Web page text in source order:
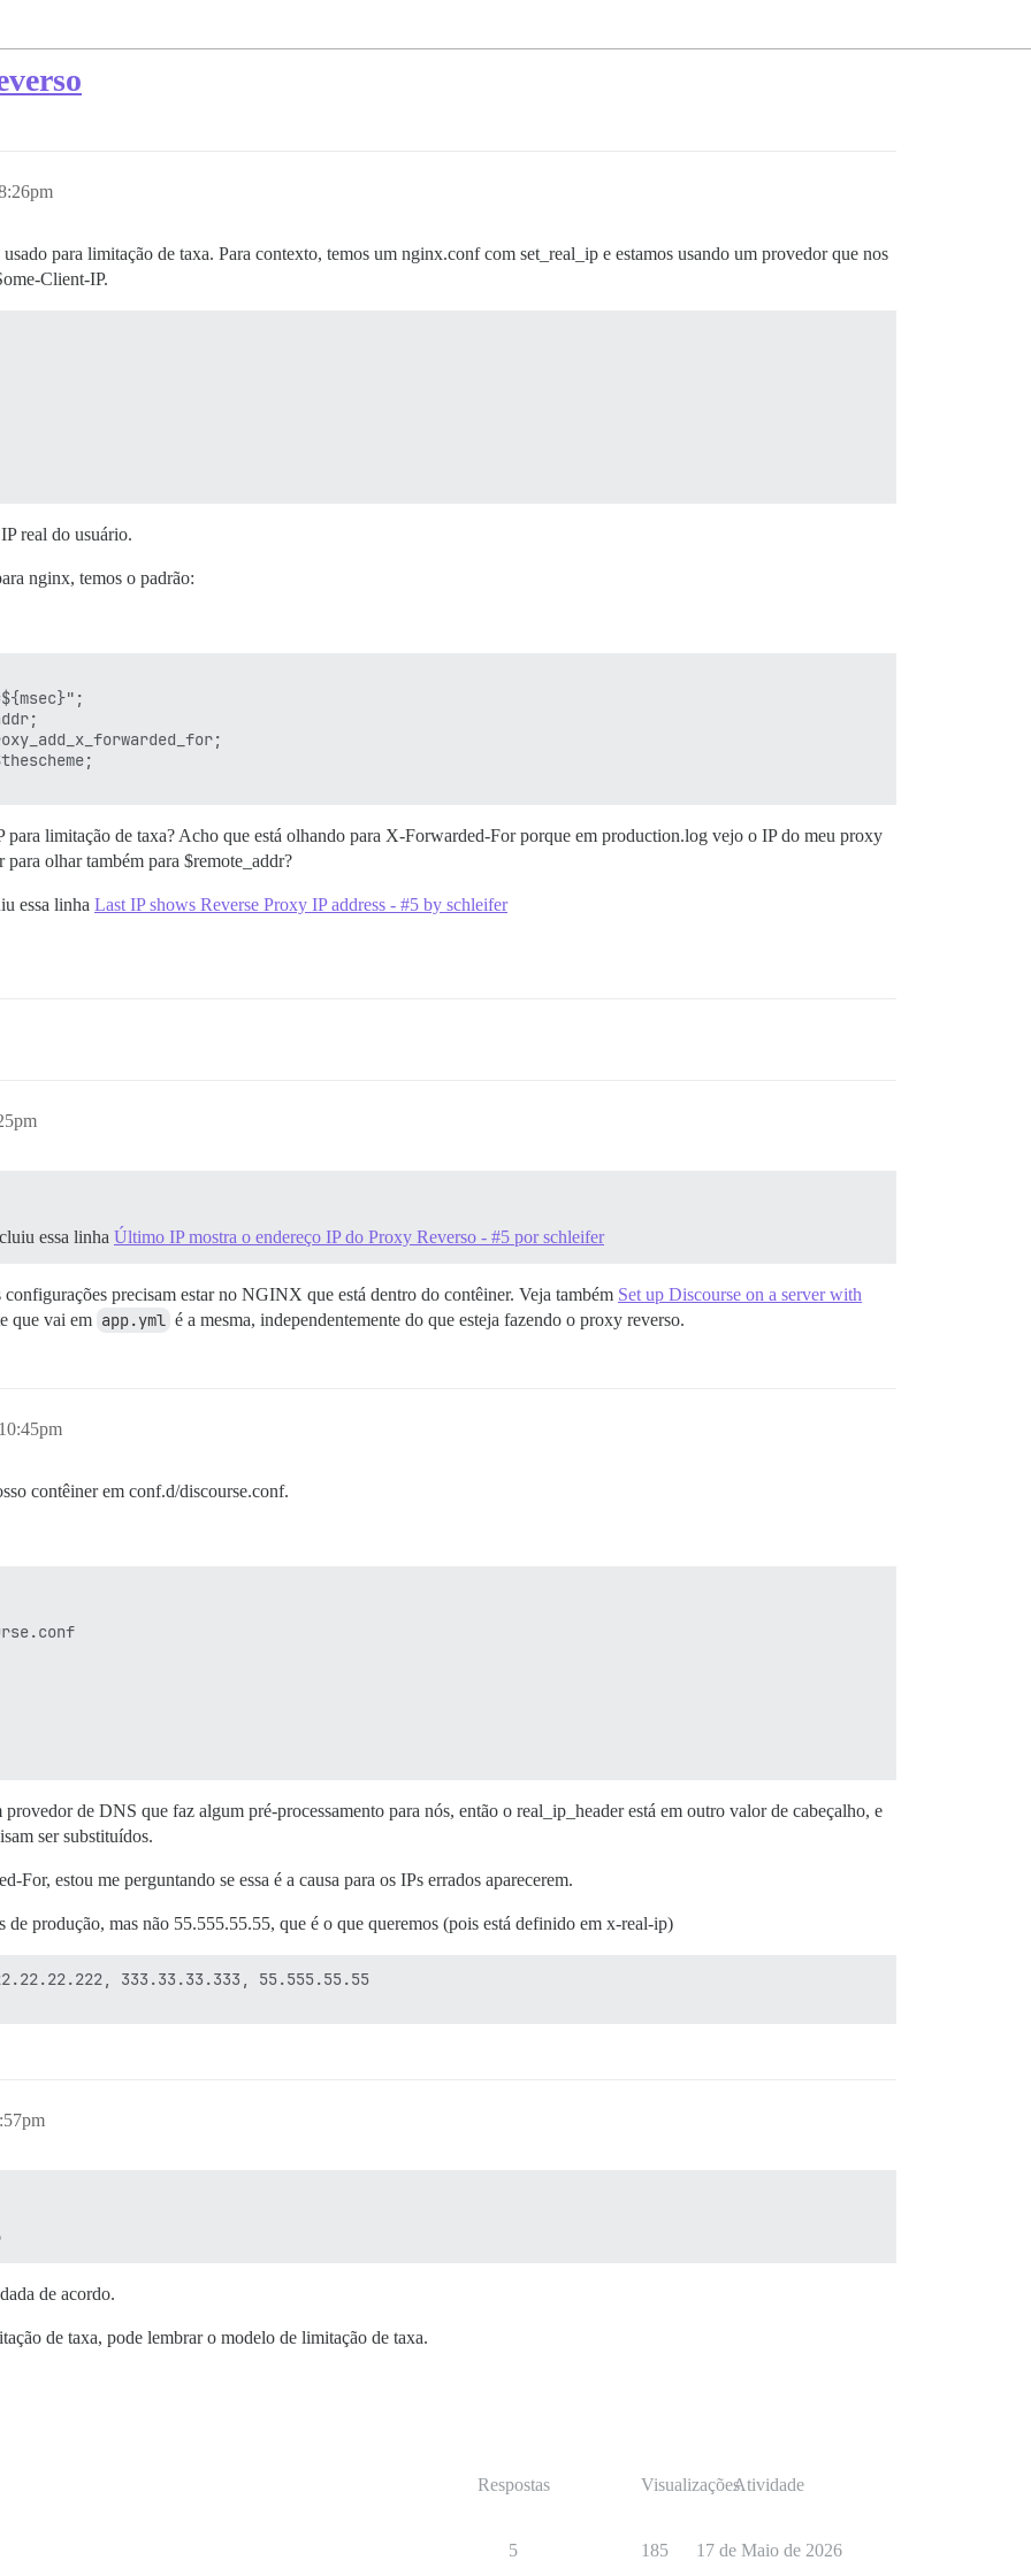
para limitação de taxa. Para contexto, temos um nginx.conf com set_real_ip e estamos usando um provedor que nos
Client-IP.
real do usuário.
nginx, temos o padrão:
limitação de taxa? Acho que está olhando para X-Forwarded-For porque em production.log vejo o IP do meu proxy
olhar também para $remote_addr?
essa linha Last IP shows Reverse Proxy IP address - #5 by schleifer
essa linha Último IP mostra o endereço IP do Proxy Reverso - #5 por schleifer
configurações precisam estar no NGINX que está dentro do contêiner. Veja também Set up Discourse on a server with
que vai em app.yml é a mesma, independentemente do que esteja fazendo o proxy reverso.
contêiner em conf.d/discourse.conf.
de DNS que faz algum pré-processamento para nós, então o real_ip_header está em outro valor de cabeçalho, e
ser substituídos.
estou me perguntando se essa é a causa para os IPs errados aparecerem.
de produção, mas não 55.555.55.55, que é o que queremos (pois está definido em x-real-ip)
de acordo.
de taxa, pode lembrar o modelo de limitação de taxa.
Respostas VisualizaçõesAtividade
5 185 17 de Maio de 2026